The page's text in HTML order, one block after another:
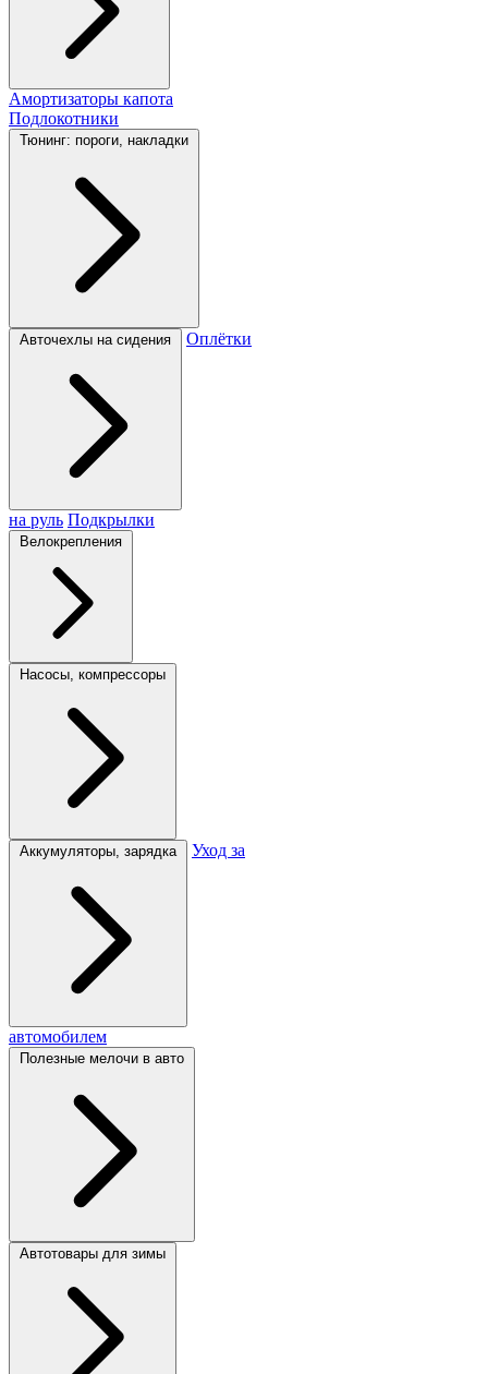
Амортизаторы капота
Подлокотники
Тюнинг: пороги, накладки
Авточехлы на сидения Оплётки
на руль Подкрылки
Велокрепления
Насосы, компрессоры
Аккумуляторы, зарядка Уход за
автомобилем
Полезные мелочи в авто
Автотовары для зимы